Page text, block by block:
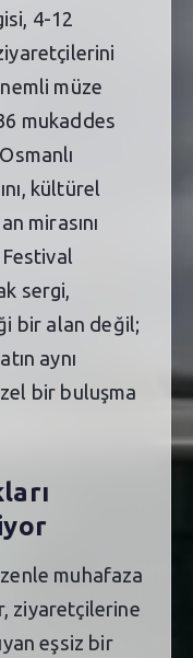
4-12
müze
mukaddes
kültürel
mirasını
sergi,
bir alan değil;
aynı
bir buluşma
muhafaza
ziyaretçilerine
eşsiz bir